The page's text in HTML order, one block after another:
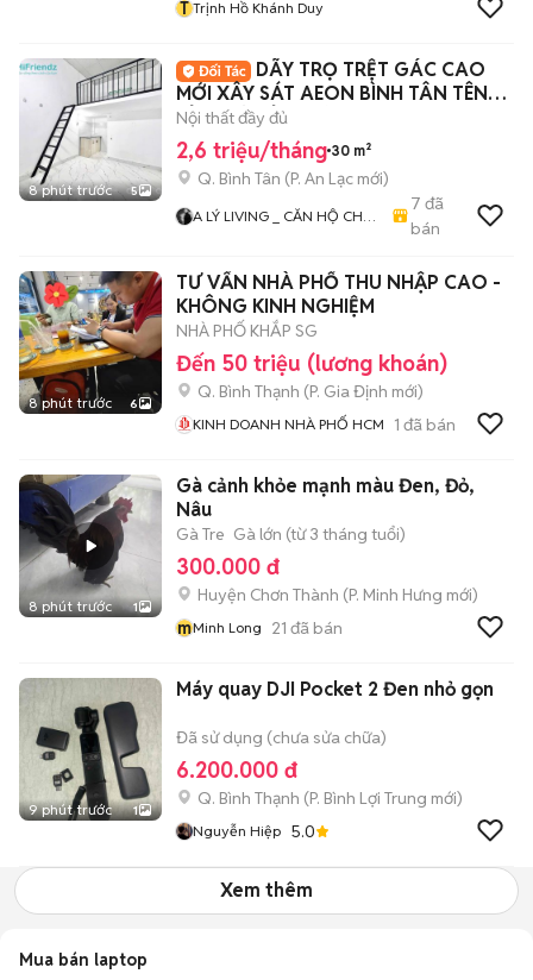
T Trịnh Hồ Khánh Duy
8 phút trước 5
DÃY TRỌ TRỆT GÁC CAO
MỚI XÂY SÁT AEON BÌNH TÂN TÊN
LỬA MỚI TỈNH LỘ 10
Nội thất đầy đủ
2,6 triệu/tháng 30 m²
Q. Bình Tân (P. An Lạc mới)
A LÝ LIVING _ CĂN HỘ CHO
CHUNG CƯ - NHÀ Ở
7 đã
bán
8 phút trước 6
TƯ VẤN NHÀ PHỐ THU NHẬP CAO -
KHÔNG KINH NGHIỆM
NHÀ PHỐ KHẮP SG
Đến 50 triệu (lương khoán)
Q. Bình Thạnh (P. Gia Định mới)
KINH DOANH NHÀ PHỐ HCM 1 đã bán
8 phút trước 1
Gà cảnh khỏe mạnh màu Đen, Đỏ,
Nâu
Gà Tre Gà lớn (từ 3 tháng tuổi)
300.000 đ
Huyện Chơn Thành (P. Minh Hưng mới)
mMinh Long 21 đã bán
9 phút trước 1
Máy quay DJI Pocket 2 Đen nhỏ gọn
Đã sử dụng (chưa sửa chữa)
6.200.000 đ
Q. Bình Thạnh (P. Bình Lợi Trung mới)
Nguyễn Hiệp 5.0
Xem thêm
Mua bán laptop